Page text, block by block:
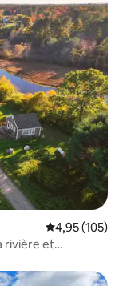
Note
4,95 (105)
rivière et